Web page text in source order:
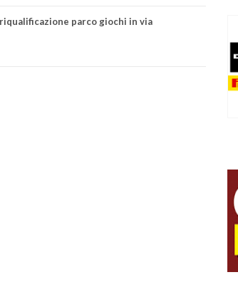
riqualificazione parco giochi in via